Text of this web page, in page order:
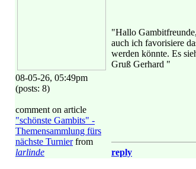
08-05-26, 05:49pm
(posts: 8)
comment on article
"schönste Gambits" -
Themensammlung fürs
nächste Turnierfrom
larlinde
"Hallo Gambitfreunde,
auch ich favorisiere
werden könnte. Es
Gruß Gerhard "
reply